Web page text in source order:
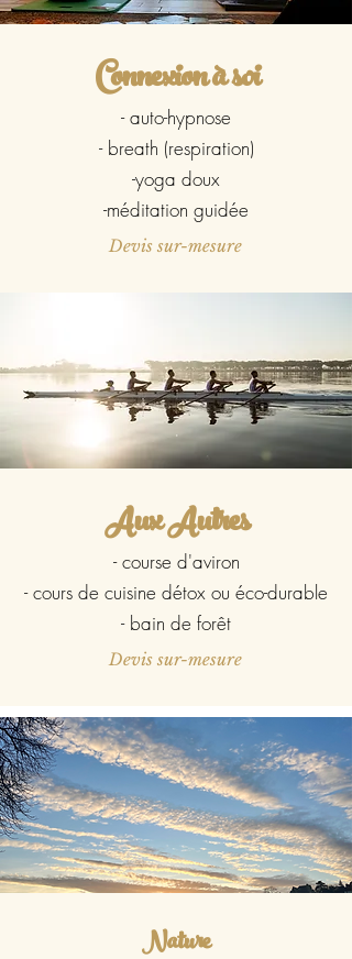
Connexion à soi
- auto-hypnose
- breath (respiration)
-yoga doux
-méditation guidée
Devis sur-mesure
Aux Autres
- course d'aviron
- cours de cuisine détox ou éco-durable
- bain de forêt
Devis sur-mesure
Nature